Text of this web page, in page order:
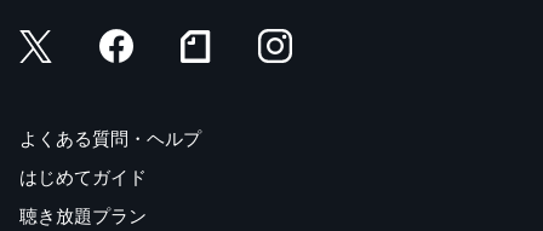
よくある質問・ヘルプ
はじめてガイド
聴き放題プラン